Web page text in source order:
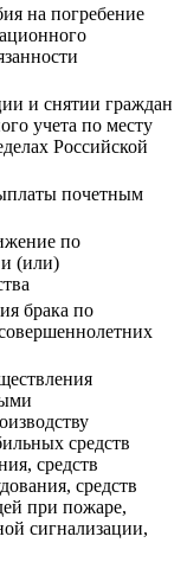
на погребение
и снятии граждан
учета по месту
Российской
почетным
по
(или)
брака по
средств
средств
средств
при пожаре,
сигнализации,